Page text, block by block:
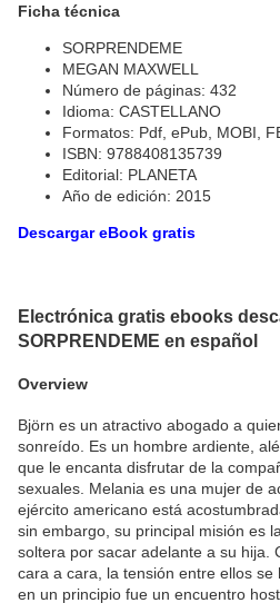
Ficha técnica
SORPRENDEME
MEGAN MAXWELL
Número de páginas: 432
Idioma: CASTELLANO
Formatos: Pdf, ePub, MOBI,
ISBN: 9788408135739
Editorial: PLANETA
Año de edición: 2015
Descargar eBook gratis
Electrónica gratis ebooks
SORPRENDEME en español
Overview
Björn es un atractivo abogado a
sonreído. Es un hombre ardiente,
que le encanta disfrutar de la
sexuales. Melania es una mujer de
ejército americano está
sin embargo, su principal misión es
soltera por sacar adelante a su hija.
cara a cara, la tensión entre ellos
en un principio fue un encuentro